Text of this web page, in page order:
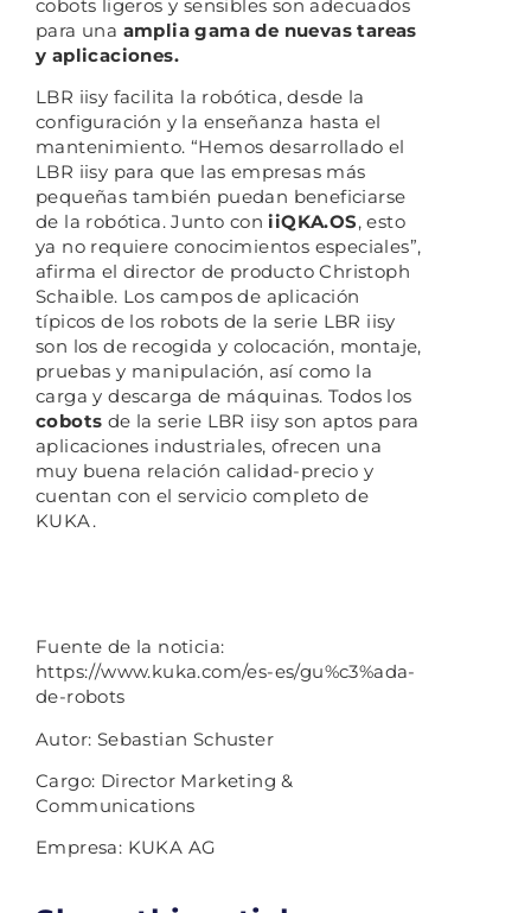
cobots ligeros y sensibles son adecuados
para una amplia gama de nuevas tareas
y aplicaciones.
LBR iisy facilita la robótica, desde la
configuración y la enseñanza hasta el
mantenimiento. “Hemos desarrollado el
LBR iisy para que las empresas más
pequeñas también puedan beneficiarse
de la robótica. Junto coniiQKA.OS, esto
ya no requiere conocimientos especiales”,
afirma el director de producto Christoph
Schaible. Los campos de aplicación
típicos de los robots de la serie LBR iisy
son los de recogida y colocación, montaje,
pruebas y manipulación, así como la
carga y descarga de máquinas. Todos los
cobots de la serie LBR iisy son aptos para
aplicaciones industriales, ofrecen una
muy buena relación calidad-precio y
cuentan con el servicio completo de
KUKA.
Fuente de la noticia:
https://www.kuka.com/es-es/gu%c3%ada-
de-robots
Autor: Sebastian Schuster
Cargo: Director Marketing &
Communications
Empresa: KUKA AG